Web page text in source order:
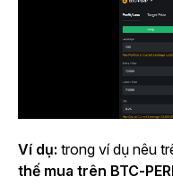
Ví dụ: trong ví dụ nêu
thế mua trên BTC-